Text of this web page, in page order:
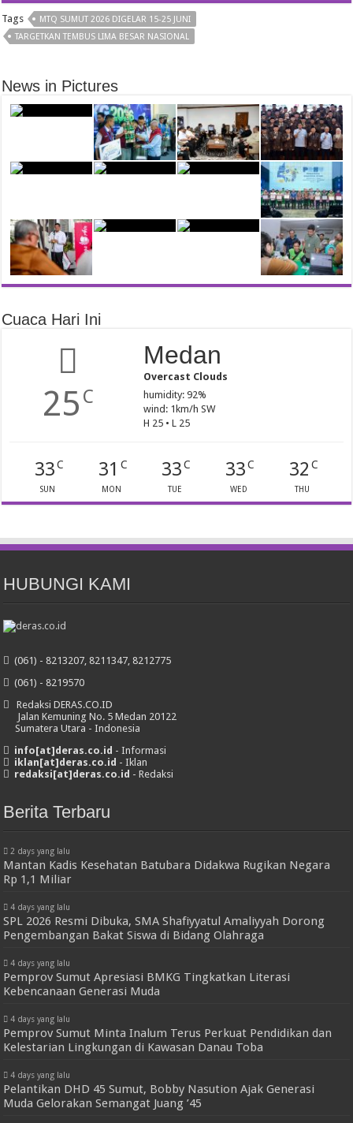
Tags
MTQ SUMUT 2026 DIGELAR 15-25 JUNI
TARGETKAN TEMBUS LIMA BESAR NASIONAL
News in Pictures
Cuaca Hari Ini
25 C
Medan
Overcast Clouds
humidity: 92%
wind: 1km/h SW
H 25 • L 25
33C
SUN
31 C
MON
33 C
TUE
33C
WED
32 C
THU
HUBUNGI KAMI
(061) - 8213207, 8211347, 8212775
(061) - 8219570
Redaksi DERAS.CO.ID
Jalan Kemuning No. 5 Medan 20122
Sumatera Utara - Indonesia
info[at]deras.co.id - Informasi
iklan[at]deras.co.id - Iklan
redaksi[at]deras.co.id - Redaksi
Berita Terbaru
2 days yang lalu
Mantan Kadis Kesehatan Batubara Didakwa Rugikan Negara
Rp 1,1 Miliar
4 days yang lalu
SPL 2026 Resmi Dibuka, SMA Shafiyyatul Amaliyyah Dorong
Pengembangan Bakat Siswa di Bidang Olahraga
4 days yang lalu
Pemprov Sumut Apresiasi BMKG Tingkatkan Literasi
Kebencanaan Generasi Muda
4 days yang lalu
Pemprov Sumut Minta Inalum Terus Perkuat Pendidikan dan
Kelestarian Lingkungan di Kawasan Danau Toba
4 days yang lalu
Pelantikan DHD 45 Sumut, Bobby Nasution Ajak Generasi
Muda Gelorakan Semangat Juang ’45